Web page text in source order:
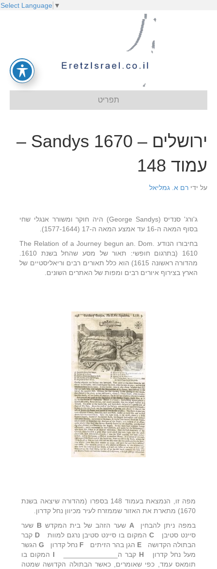
Select Language ▼
תפריט
ירושלים – Sandys 1670 –
עמוד 148
על ידי רם א. גמליאל
ג'ורג' סנדיס (George Sandys) היה חוקר ומשורר אנגלי שחי
בסוף המאה ה-16 עד אמצע המאה ה-17 (1577-1644).
בחיבורו הנודע The Relation of a Journey begun an. Dom.
1610 (בתרגום חופשי: תאור של מסע שהחל בשנת 1610.
מהדורה ראשונה 1615) הוא כלל תאורים רבים וריאליסטיים של
הארץ בצירוף איורים רבים ומפות של האתרים השונים.
מפה זו, הנמצאת בעמוד 148 בספרו (מהדורה שיצאה בשנת
1670) מתארת את האזור שממזרח לעיר מכיוון נחל קדרון.
במפה ניתן להבחיןA שער הזהב של בית המקדשB שער
סיינט סטיבן C המקום בו סיינט סטיבן נרגם למוות D קבר
הבתולה הקדושה E הגן בהר הזיתים F נחל קדרון Gהגשר
מעל נחל קדרון H קבר ה______________ I המקום בו
תומאס עמד, כפי שאומרים, כאשר הבתולה הקדושה שמטה